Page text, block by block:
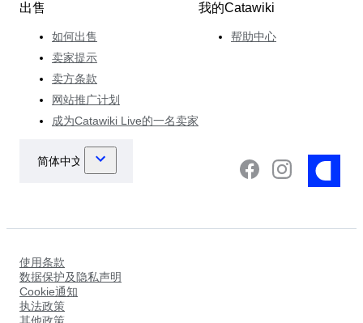
出售
如何出售
卖家提示
卖方条款
网站推广计划
成为Catawiki Live的一名卖家
我的Catawiki
帮助中心
使用条款
数据保护及隐私声明
Cookie通知
执法政策